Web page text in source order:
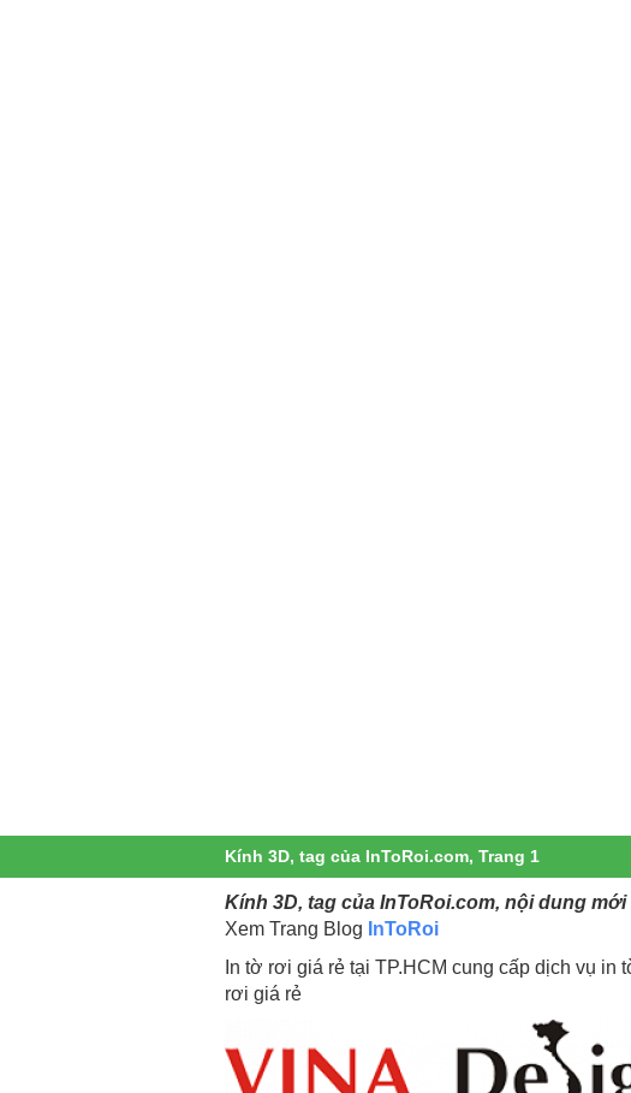
Kính 3D, tag của InToRoi.com, Trang 1
Kính 3D, tag của InToRoi.com, nội dung
Xem Trang Blog InToRoi
In tờ rơi giá rẻ tại TP.HCM cung cấp dịch vụ
rơi giá rẻ